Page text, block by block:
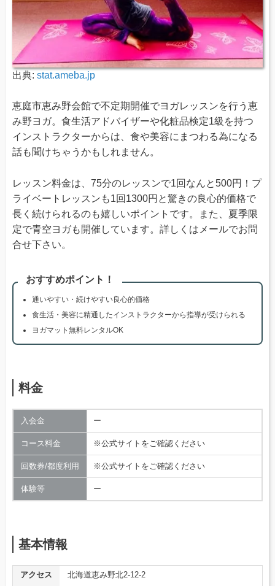
出典: stat.ameba.jp
恵庭市恵み野会館で不定期開催でヨガレッスンを行う恵
み野ヨガ。食生活アドバイザーや化粧品検定1級を持つ
インストラクターからは、食や美容にまつわる為になる
話も聞けちゃうかもしれません。
レッスン料金は、75分のレッスンで1回なんと500円！プ
ライベートレッスンも1回1300円と驚きの良心的価格で
長く続けられるのも嬉しいポイントです。また、夏季限
定で青空ヨガも開催しています。詳しくはメールでお問
合せ下さい。
おすすめポイント！
通いやすい・続けやすい良心的価格
食生活・美容に精通したインストラクターから指導が受けられる
ヨガマット無料レンタルOK
料金
入会金 ー
コース料金 ※公式サイトをご確認ください
回数券/都度利用 ※公式サイトをご確認ください
体験等 ー
基本情報
アクセス
北海道恵み野北2-12-2